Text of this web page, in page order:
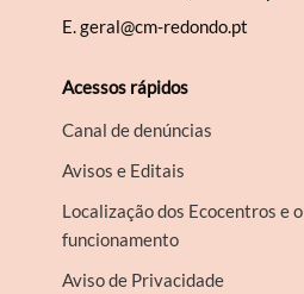
E.geral@cm-redondo.pt
Acessos rápidos
Canal de denúncias
Avisos e Editais
Localização dos Ecocentros e
funcionamento
Aviso de Privacidade